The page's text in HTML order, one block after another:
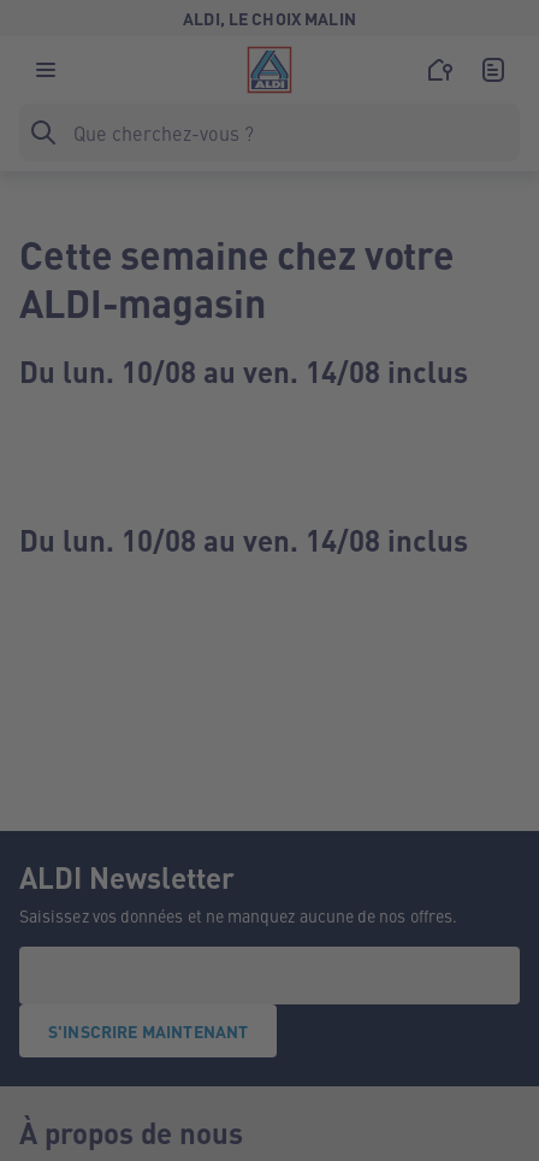
ALDI, LE CHOIX MALIN
Cette semaine chez votre
ALDI-magasin
Du lun. 10/08 au ven. 14/08 inclus
Du lun. 10/08 au ven. 14/08 inclus
ALDI Newsletter
Saisissez vos données et ne manquez aucune de nos offres.
S'INSCRIRE MAINTENANT
À propos de nous